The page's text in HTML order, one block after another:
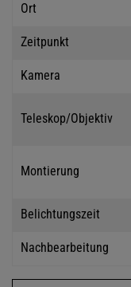
Ort
Zeitpunkt
Kamera
Teleskop/Objektiv
Montierung
Belichtungszeit
Nachbearbeitung